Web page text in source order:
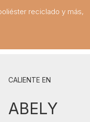
reciclado y más,
CALIENTE EN
ABELY